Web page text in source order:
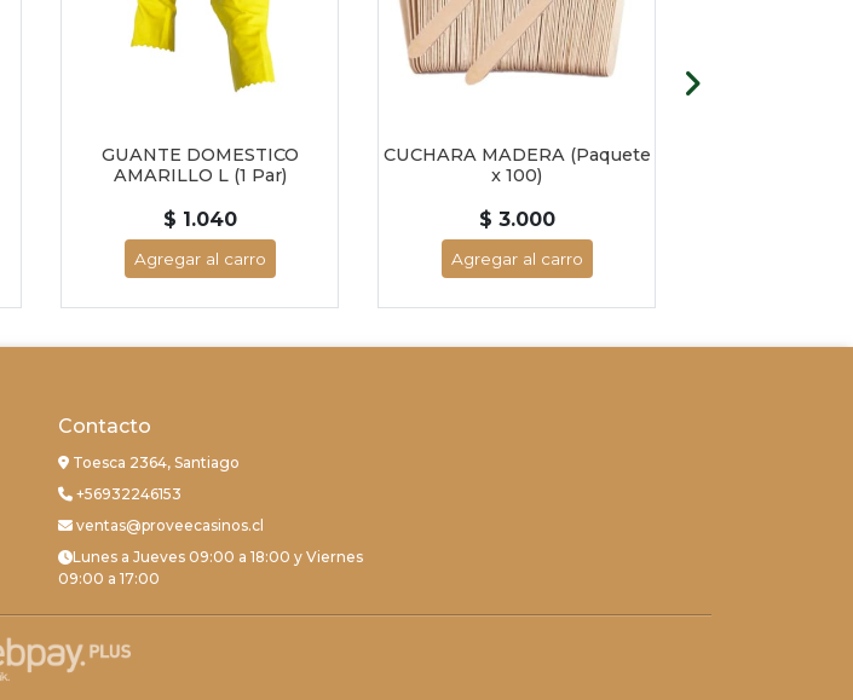
GUANTE DOMESTICO
AMARILLO L (1 Par)
$ 1.040
Agregar al carro
CUCHARA MADERA (Paquete
x 100)
$ 3.000
Agregar al carro
Contacto
Toesca 2364, Santiago
+56932246153
ventas@proveecasinos.cl
Lunes a Jueves 09:00 a 18:00 y Viernes
09:00 a 17:00